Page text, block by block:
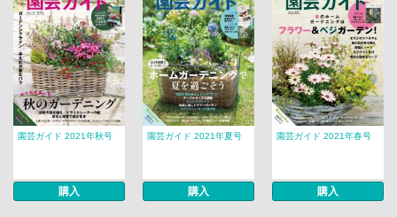
園芸ガイド 2021年秋号
購入
園芸ガイド 2021年夏号
購入
園芸ガイド 2021年春号
購入